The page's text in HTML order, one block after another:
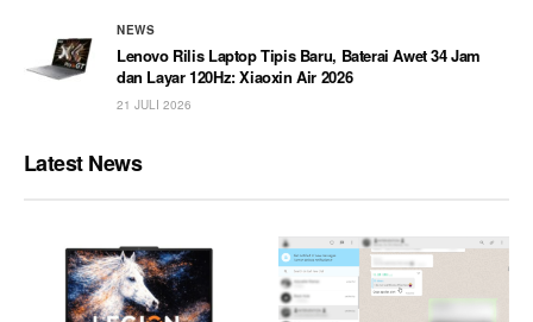
NEWS
Lenovo Rilis Laptop Tipis Baru, Baterai Awet 34 Jam
dan Layar 120Hz: Xiaoxin Air 2026
21 JULI 2026
Latest News